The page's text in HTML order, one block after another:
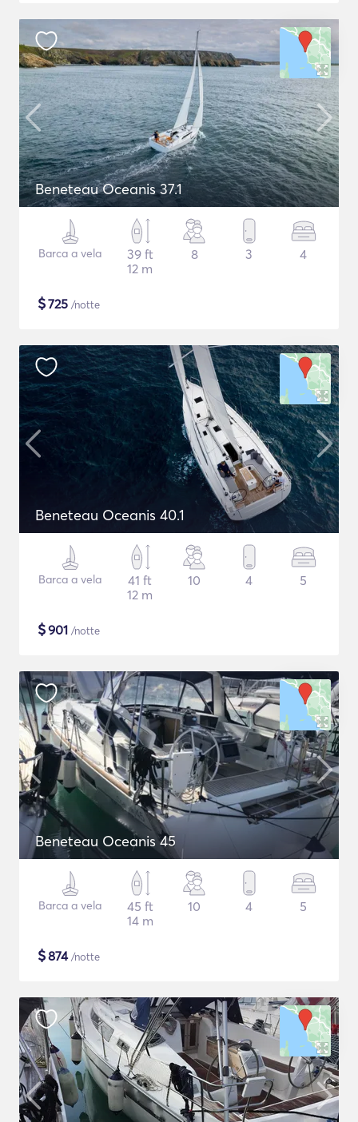
Beneteau Oceanis 37.1
Barca a vela
39 ft
12 m
8 3 4
$725 /notte
Beneteau Oceanis 40.1
Barca a vela
41 ft
12 m
10 4 5
$901 /notte
Beneteau Oceanis 45
Barca a vela
45 ft
14 m
10 4 5
$874/notte